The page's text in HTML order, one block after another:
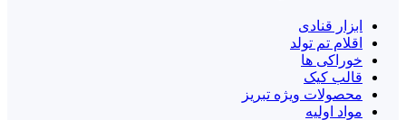
ابزار قنادی
اقلام تم تولد
خوراکی ها
قالب کیک
محصولات ویژه تبریز
مواد اولیه